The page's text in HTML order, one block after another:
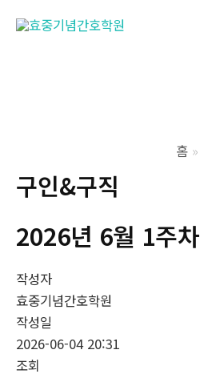
홈
구인&구직
2026년 6월 1주차
작성자
효중기념간호학원
작성일
2026-06-04 20:31
조회